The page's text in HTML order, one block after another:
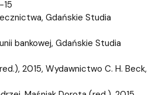
15
Gdańskie Studia
bankowej, Gdańskie Studia
2015, Wydawnictwo C. H. Beck,